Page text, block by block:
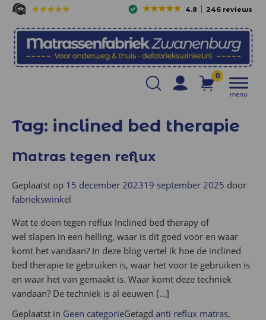
4.8 246 reviews
0
menu
Tag: inclined bed therapie
Matras tegen reflux
Geplaatst op 15 december 202319 september 2025 door
fabriekswinkel
Wat te doen tegen reflux Inclined bed therapy of
wel slapen in een helling, waar is dit goed voor en waar
komt het vandaan? In deze blog vertel ik hoe de inclined
bed therapie te gebruiken is, waar het voor te gebruiken is
en waar het van gemaakt is. Waar komt deze techniek
vandaan? De techniek is al eeuwen […]
Geplaatst in Geen categorieGetagd anti reflux matras,